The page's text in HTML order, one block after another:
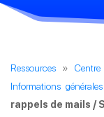
Ressources »
Informations générales
rappels de mails /